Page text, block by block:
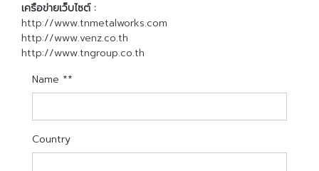
เครือข่ายเว็บไซต์ :
http://www.tnmetalworks.com
http://www.venz.co.th
http://www.tngroup.co.th
Name **
Country